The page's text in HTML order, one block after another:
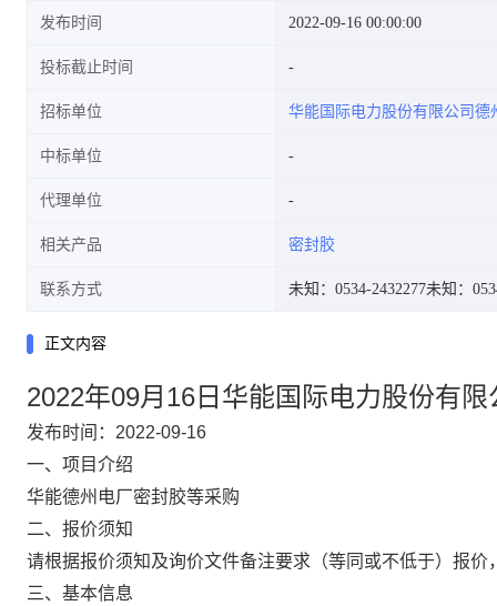
询价公告
发布时间 2022-09-16 00:00:00
投标截止时间
招标单位 华能国际电力股份有限公司德
中标单位
代理单位
相关产品 密封胶
联系方式 未知：0534-2432277未知：
正文内容
2022年09月16日华能国际电力股份有
发布时间：2022-09-16
一、项目介绍
华能德州电厂密封胶等采购
二、报价须知
请根据报价须知及询价文件备注要求（等同或不低于）报价
三、基本信息